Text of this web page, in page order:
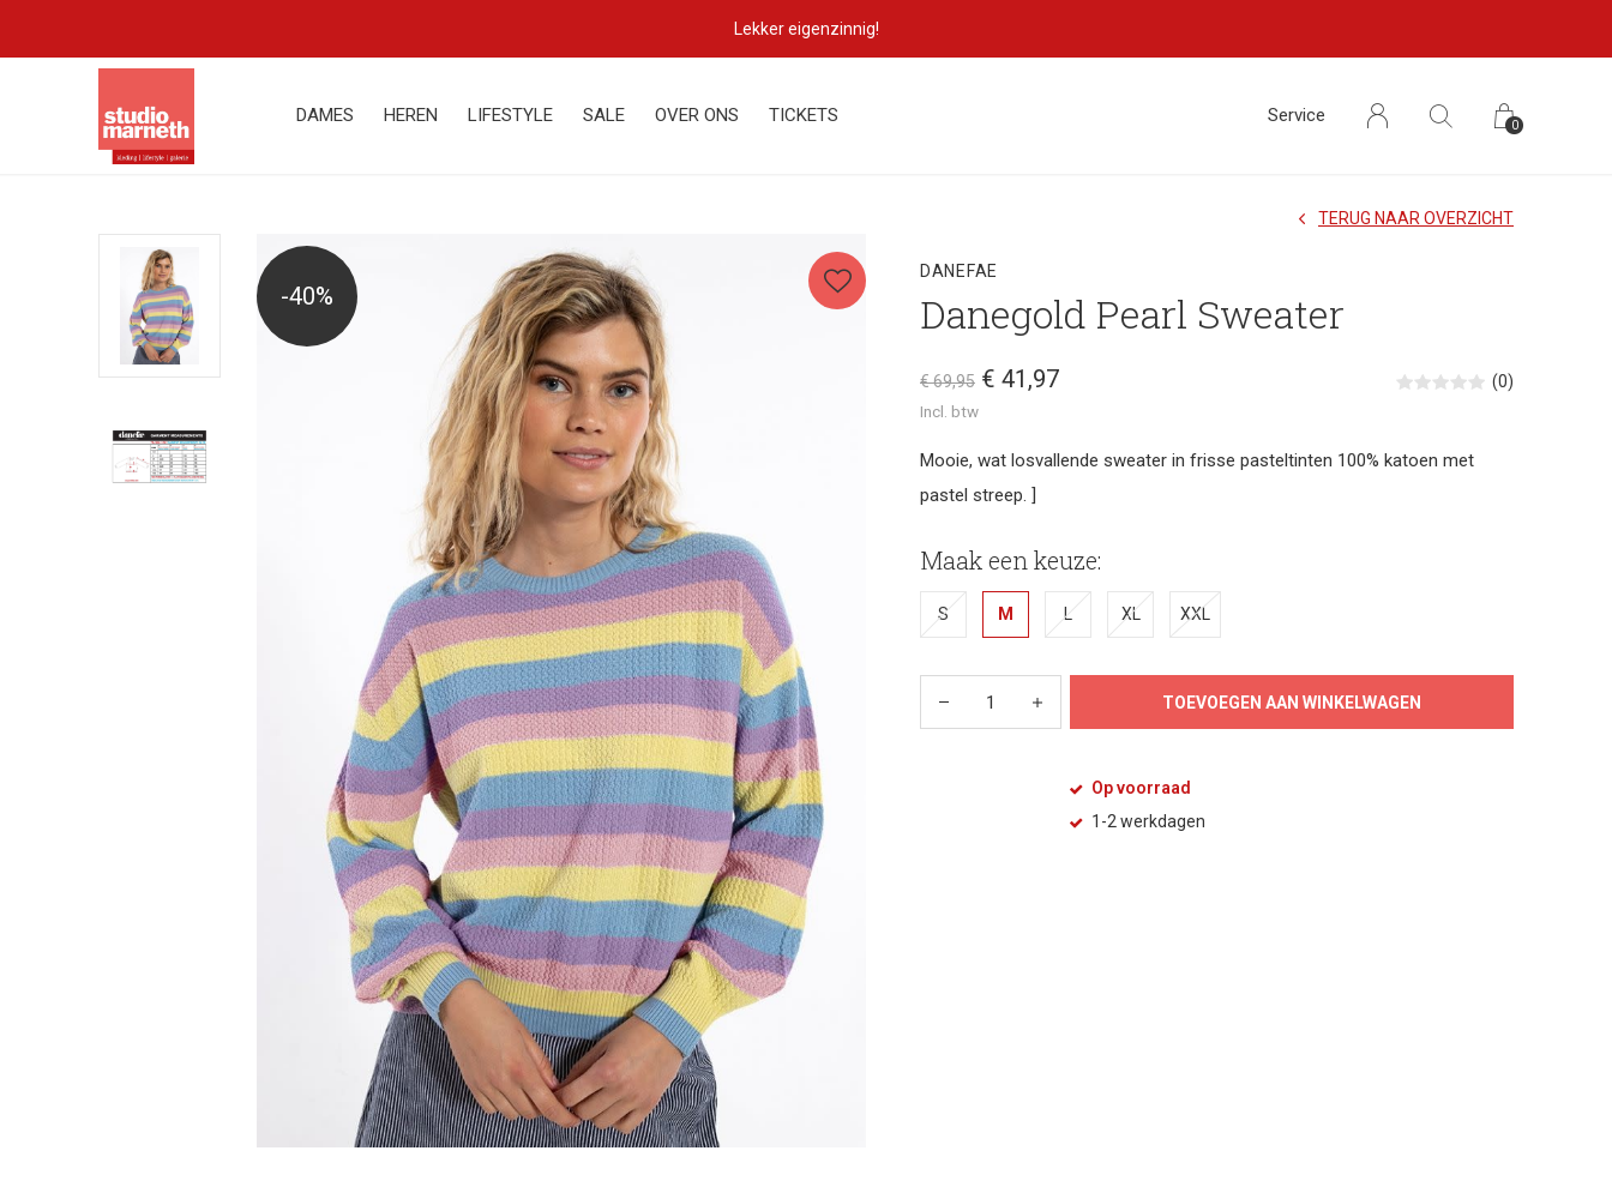
DAMES HEREN LIFESTYLE SALE OVER ONS TICKETS Service 0
Lekker eigenzinnig!
-40%
DANEFAE
Danegold Pearl Sweater
TERUG NAAR OVERZICHT
€ 69,95 € 41,97
Incl. btw
(0)
Mooie, wat losvallende sweater in frisse pasteltinten 100% katoen met
pastel streep. ]
Maak een keuze:
S M L XL XXL
TOEVOEGEN AAN WINKELWAGEN
Op voorraad
1-2 werkdagen